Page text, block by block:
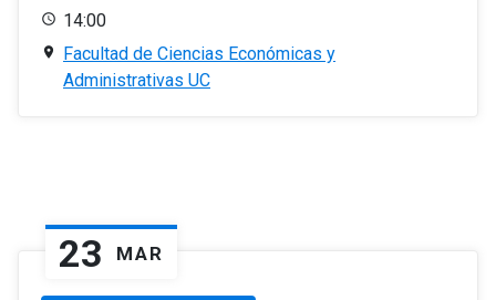
14:00
Facultad de Ciencias Económicas y
Administrativas UC
23 MAR